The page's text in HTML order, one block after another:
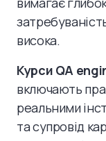
висока.
Курси QA
включають
реальними
та супровід